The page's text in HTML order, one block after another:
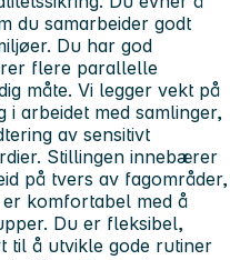
du samarbeider godt
Du har god
flere parallelle
måte. Vi legger vekt på
arbeidet med samlinger,
av sensitivt
Stillingen innebærer
på tvers av fagområder,
komfortabel med å
Du er fleksibel,
til å utvikle gode rutiner